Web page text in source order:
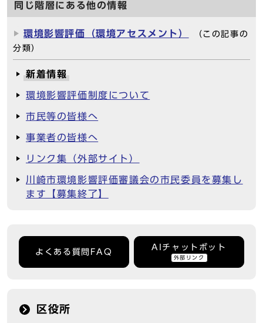
同じ階層にある他の情報
環境影響評価（環境アセスメント）
（この記事の
分類）
新着情報
環境影響評価制度について
市民等の皆様へ
事業者の皆様へ
リンク集（外部サイト）
川崎市環境影響評価審議会の市民委員を募集し
ます【募集終了】
よくある質問FAQ
AIチャットボット
外部リンク
区役所